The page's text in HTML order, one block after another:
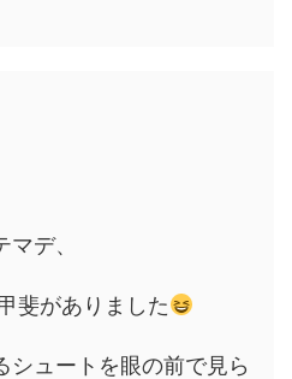
デ、
斐がありました
シュートを眼の前で見ら